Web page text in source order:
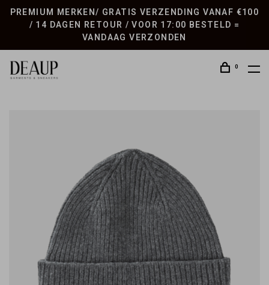
PREMIUM MERKEN/ GRATIS VERZENDING VANAF €100
/ 14 DAGEN RETOUR / VOOR 17:00 BESTELD =
VANDAAG VERZONDEN
0